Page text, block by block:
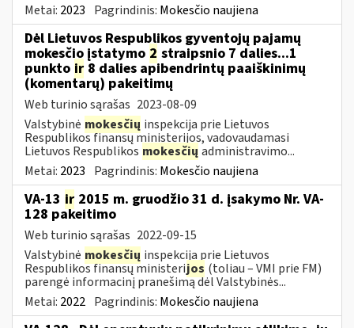
Metai: 2023 Pagrindinis: Mokesčio naujiena
Dėl Lietuvos Respublikos gyventojų pajamų
mokesčio įstatymo 2 straipsnio 7 dalies...1
punkto ir 8 dalies apibendrintų paaiškinimų
(komentarų) pakeitimų
Web turinio sąrašas 2023-08-09
Valstybinė mokesčių inspekcija prie Lietuvos
Respublikos finansų ministerijos, vadovaudamasi
Lietuvos Respublikos mokesčių administravimo...
Metai: 2023 Pagrindinis: Mokesčio naujiena
VA-13 ir 2015 m. gruodžio 31 d. įsakymo Nr. VA-
128 pakeitimo
Web turinio sąrašas 2022-09-15
Valstybinė mokesčių inspekcija prie Lietuvos
Respublikos finansų ministerijos (toliau – VMI prie FM)
parengė informacinį pranešimą dėl Valstybinės...
Metai: 2022 Pagrindinis: Mokesčio naujiena